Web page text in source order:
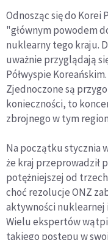
Odnosząc się do Korei
"głównym powodem
nuklearny tego kraju.
uważnie przyglądają
Półwyspie
Zjednoczone są
konieczności, to
zbrojnego w tym
Na początku stycznia
że kraj przeprowadził
potężniejszej od
choć rezolucje ONZ
aktywności nuklearnej
Wielu ekspertów
takiego postępu w